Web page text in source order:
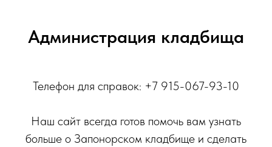
Администрация кладбища
Телефон для справок: +7 915-067-93-10
Наш сайт всегда готов помочь вам узнать
больше о Запонорском кладбище и сделать